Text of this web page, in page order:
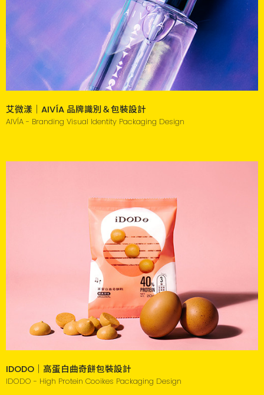
艾微漾｜AIVÍA 品牌識別＆包裝設計
AIVÍA - Branding Visual Identity Packaging Design
IDODO｜高蛋白曲奇餅包裝設計
IDODO - High Protein Cooikes Packaging Design